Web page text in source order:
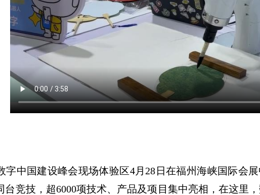
国建设峰会现场体验区4月28日在福州海峡国际会展
台竞技，超6000项技术、产品及项目集中亮相，在这里